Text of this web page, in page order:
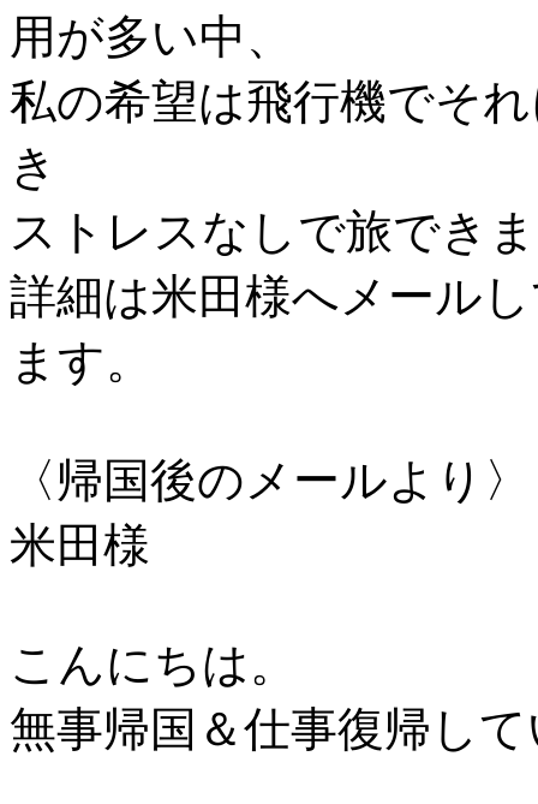
用が多い中、
私の希望は飛行機でそ
き
ストレスなしで旅でき
詳細は米田様へメール
ます。
〈帰国後のメールより〉
米田様
こんにちは。
無事帰国＆仕事復帰し